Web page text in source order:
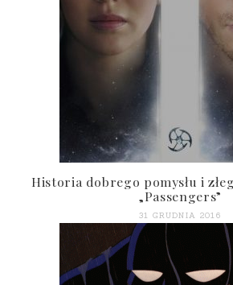
Historia dobrego pomysłu i
„Passengers”
31 GRUDNIA 2016